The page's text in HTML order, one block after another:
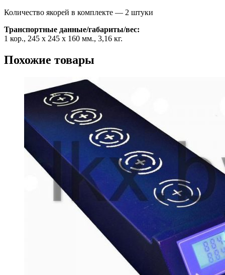
Количество якорей в комплекте — 2 штуки
Транспортные данные/габариты/вес:
1 кор., 245 х 245 х 160 мм., 3,16 кг.
Похожие товары